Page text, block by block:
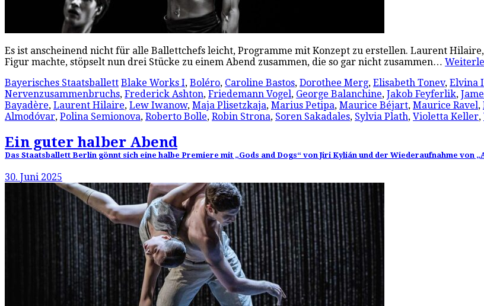
Es ist anscheinend nicht für alle Ballettchefs leicht, Programme mit Konzept zu erstellen. Laurent
Figur machte, stöpselt nun drei Stücke zu einem Abend zusammen, die so gar nicht zusammen…
Bayerisches Staatsballett Blake Works I, Boléro, Caroline Bastos, Dorothee Merg, Elisabeth Tonev, Elvina
Nervenzusammenbruchs, Frederick Ashton, Friedemann Vogel, George Balanchine, Jakob Feyferlik,
Bayadère, Laurent Hilaire, Lew Iwanow, Maja Plisetzkaja, Marius Petipa, Maurice Béjart, Maurice Ravel,
Almodóvar, Polina Semionova, Roberto Bolle, Robin Strona, Soren Sakadales, Sylvia Plath, Violetta Keller,
Ein guter halber Abend
Das Staatsballett Berlin gönnt sich eine halbe Premiere mit „Gods and Dogs“ von Jiri Kylián und der Wiederaufnahme von
30. Juni 2025